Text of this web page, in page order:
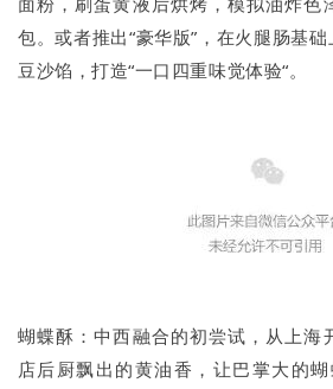
包。或者推出“豪华版”，在火腿肠基础
豆沙馅，打造“一口四重味觉体验“。
蝴蝶酥：中西融合的初尝试，从上海
店后厨飘出的黄油香，让巴掌大的